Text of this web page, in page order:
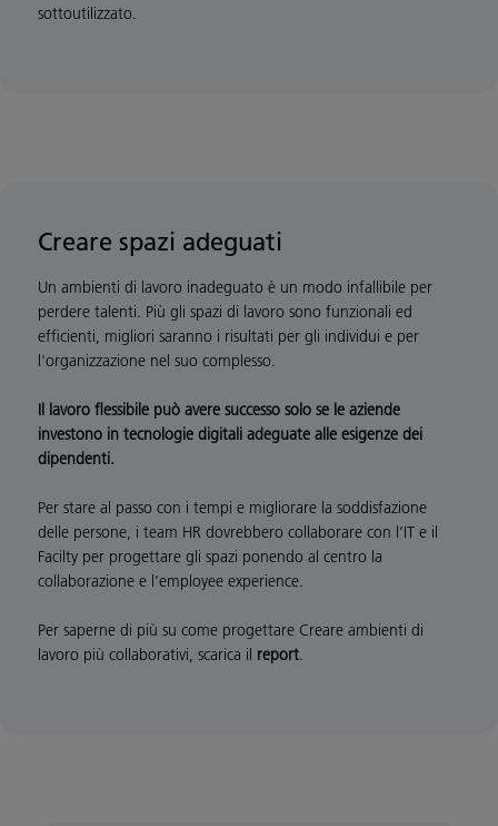
sottoutilizzato.
Creare spazi adeguati
Un ambienti di lavoro inadeguato è un modo infallibile per
perdere talenti. Più gli spazi di lavoro sono funzionali ed
efficienti, migliori saranno i risultati per gli individui e per
l'organizzazione nel suo complesso.
Il lavoro flessibile può avere successo solo se le aziende
investono in tecnologie digitali adeguate alle esigenze dei
dipendenti.
Per stare al passo con i tempi e migliorare la soddisfazione
delle persone, i team HR dovrebbero collaborare con l’IT e il
Facilty per progettare gli spazi ponendo al centro la
collaborazione e l’employee experience.
Per saperne di più su come progettare Creare ambienti di
lavoro più collaborativi, scarica il report.